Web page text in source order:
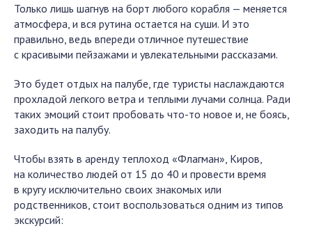
Только лишь шагнув на борт любого корабля — меняется
атмосфера, и вся рутина остается на суши. И это
правильно, ведь впереди отличное путешествие
с красивыми пейзажами и увлекательными рассказами.
Это будет отдых на палубе, где туристы наслаждаются
прохладой легкого ветра и теплыми лучами солнца. Ради
таких эмоций стоит пробовать что-то новое и, не боясь,
заходить на палубу.
Чтобы взять в аренду теплоход «Флагман», Киров,
на количество людей от 15 до 40 и провести время
в кругу исключительно своих знакомых или
родственников, стоит воспользоваться одним из типов
экскурсий: